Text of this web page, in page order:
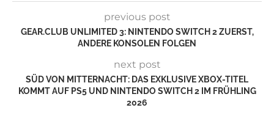
previous post
GEAR.CLUB UNLIMITED 3: NINTENDO SWITCH 2 ZUERST,
ANDERE KONSOLEN FOLGEN
next post
SÜD VON MITTERNACHT: DAS EXKLUSIVE XBOX-TITEL
KOMMT AUF PS5 UND NINTENDO SWITCH 2 IM FRÜHLING
2026